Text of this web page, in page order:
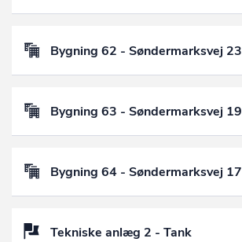
Bygning 62 - Søndermarksvej 23
Bygning 63 - Søndermarksvej 19
Bygning 64 - Søndermarksvej 17
Tekniske anlæg 2 - Tank